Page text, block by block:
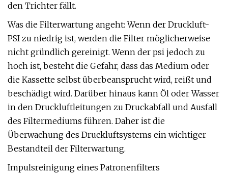
den Trichter fällt.
Was die Filterwartung angeht: Wenn der Druckluft-
PSI zu niedrig ist, werden die Filter möglicherweise
nicht gründlich gereinigt. Wenn der psi jedoch zu
hoch ist, besteht die Gefahr, dass das Medium oder
die Kassette selbst überbeansprucht wird, reißt und
beschädigt wird. Darüber hinaus kann Öl oder Wasser
in den Druckluftleitungen zu Druckabfall und Ausfall
des Filtermediums führen. Daher ist die
Überwachung des Druckluftsystems ein wichtiger
Bestandteil der Filterwartung.
Impulsreinigung eines Patronenfilters